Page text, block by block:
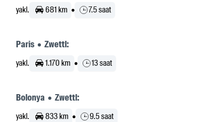
yakl. 681 km • 7.5 saat
Paris • Zwettl:
yakl. 1.170 km • 13 saat
Bolonya • Zwettl:
yakl. 833 km • 9.5 saat